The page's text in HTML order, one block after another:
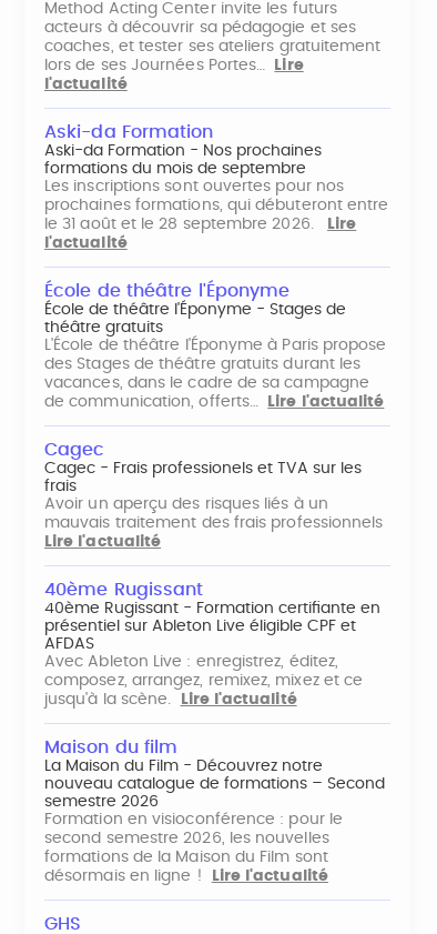
Method Acting Center invite les futurs
acteurs à découvrir sa pédagogie et ses
coaches, et tester ses ateliers gratuitement
lors de ses Journées Portes…
Lire
l'actualité
Aski-da Formation
Aski-da Formation - Nos prochaines
formations du mois de septembre
Les inscriptions sont ouvertes pour nos
prochaines formations, qui débuteront entre
le 31 août et le 28 septembre 2026.
Lire
l'actualité
École de théâtre l'Éponyme
École de théâtre l'Éponyme - Stages de
théâtre gratuits
L'École de théâtre l'Éponyme à Paris propose
des Stages de théâtre gratuits durant les
vacances, dans le cadre de sa campagne
de communication, offerts…
Lire l'actualité
Cagec
Cagec - Frais professionels et TVA sur les
frais
Avoir un aperçu des risques liés à un
mauvais traitement des frais professionnels
Lire l'actualité
40ème Rugissant
40ème Rugissant - Formation certifiante en
présentiel sur Ableton Live éligible CPF et
AFDAS
Avec Ableton Live : enregistrez, éditez,
composez, arrangez, remixez, mixez et ce
jusqu'à la scène.
Lire l'actualité
Maison du film
La Maison du Film - Découvrez notre
nouveau catalogue de formations – Second
semestre 2026
Formation en visioconférence : pour le
second semestre 2026, les nouvelles
formations de la Maison du Film sont
désormais en ligne !
Lire l'actualité
GHS